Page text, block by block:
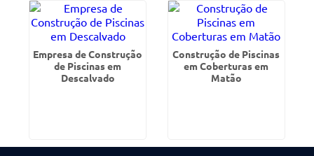
Empresa de Construção
de Piscinas em
Descalvado
Construção de Piscinas
em Coberturas em
Matão